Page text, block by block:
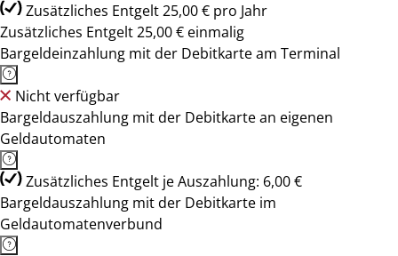
Zusätzliches Entgelt 25,00 € pro Jahr
Zusätzliches Entgelt 25,00 € einmalig
Bargeldeinzahlung mit der Debitkarte am Terminal
Nicht verfügbar
Bargeldauszahlung mit der Debitkarte an eigenen
Geldautomaten
Zusätzliches Entgelt je Auszahlung: 6,00 €
Bargeldauszahlung mit der Debitkarte im
Geldautomatenverbund